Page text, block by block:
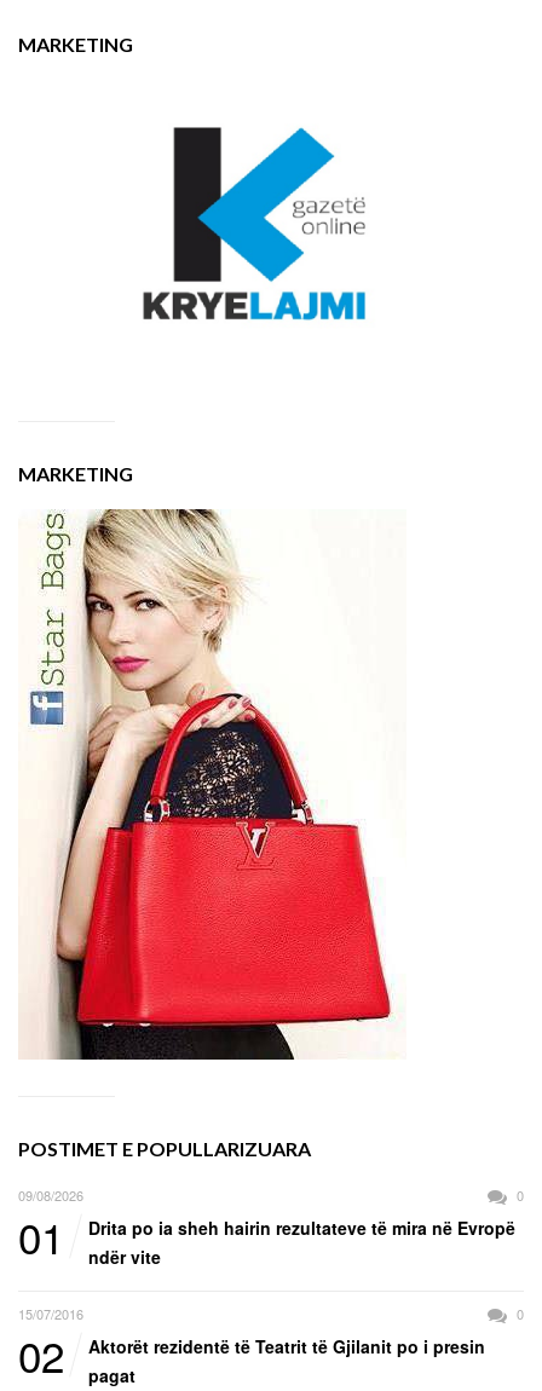
MARKETING
MARKETING
POSTIMET E POPULLARIZUARA
09/08/2026 0
01
Drita po ia sheh hairin rezultateve të mira në Evropë
ndër vite
15/07/2016 0
02
Aktorët rezidentë të Teatrit të Gjilanit po i presin
pagat